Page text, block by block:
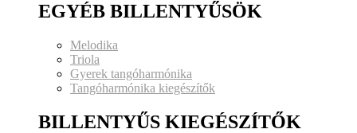
EGYÉB BILLENTYŰSÖK
Melodika
Triola
Gyerek tangóharmónika
Tangóharmónika kiegészítők
BILLENTYŰS KIEGÉSZÍTŐK